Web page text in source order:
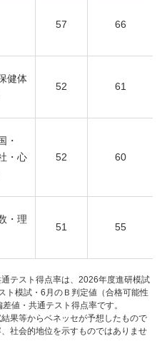
57 66
健体
52 61
・
・心
52 60
・理
51 55
テスト得点率は、2026年度進研模試
ト模試・6月のＢ判定値（合格可能性
値・共通テスト得点率です。
果等からベネッセが予想したもので
社会的地位を示すものではありませ